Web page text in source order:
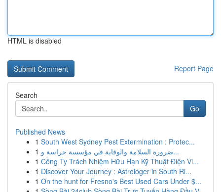
HTML is disabled
Report Page
Search
Go
Published News
1 South West Sydney Pest Extermination : Protec...
1
ضرورة السلامة والوقاية في مؤسسة حراسة و...
1 Công Ty Trách Nhiệm Hữu Hạn Kỹ Thuật Điện Vi...
1 Discover Your Journey : Astrologer in South Ri...
1 On the hunt for Fresno's Best Used Cars Under $...